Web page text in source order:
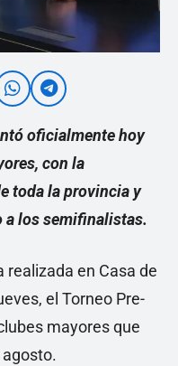
oficialmente hoy
con la
toda la provincia y
a los semifinalistas.
realizada en Casa de
el Torneo Pre-
mayores que